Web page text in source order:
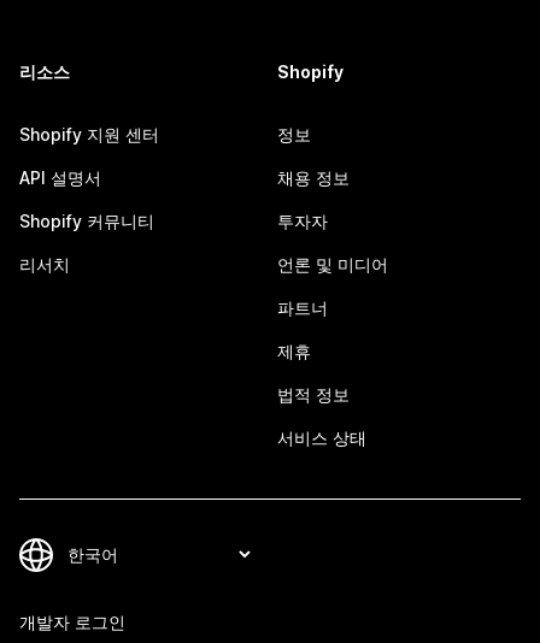
리소스
Shopify 지원 센터
API 설명서
Shopify 커뮤니티
리서치
Shopify
정보
채용 정보
투자자
언론 및 미디어
파트너
제휴
법적 정보
서비스 상태
개발자 로그인